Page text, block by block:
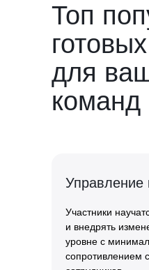
Топ
для
команд
Управление
Участники
и внедрять
уровне с
сопротивлением